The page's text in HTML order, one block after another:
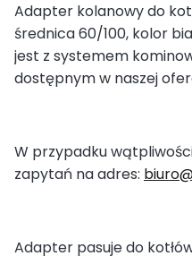
Adapter kolanowy do
średnica 60/100, kolor
jest z systemem
dostępnym w naszej
W przypadku
zapytań na adres:
Adapter pasuje do kotłów